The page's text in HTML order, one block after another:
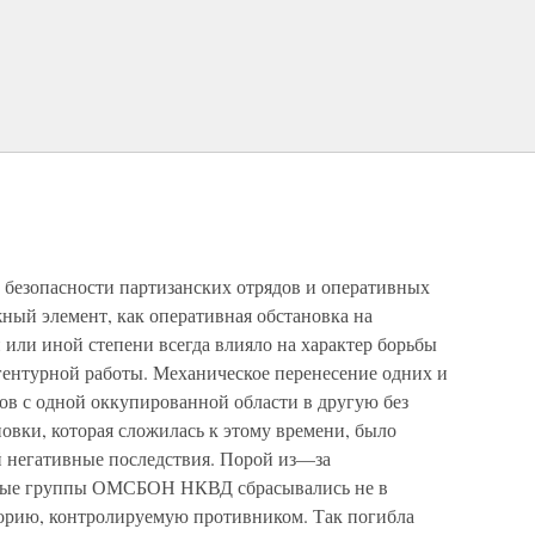
партизанских отрядов и оперативных
элемент, как оперативная обстановка на
иной степени всегда влияло на характер борьбы
работы. Механическое перенесение одних и
с одной оккупированной области в другую без
которая сложилась к этому времени, было
последствия. Порой из—за
группы ОМСБОН НКВД сбрасывались не в
контролируемую противником. Так погибла